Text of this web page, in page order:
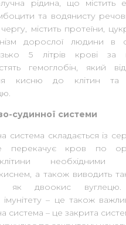
рідина, що містить
та водянисту
містить протеїни,
дорослої людини в
5 літрів крові за
гемоглобін, який
кисню до клітин та
судинної системи
система складається із
перекачує кров по
необхідними
а також виводить
як двоокис вуглецю.
– це також
система – це закрита